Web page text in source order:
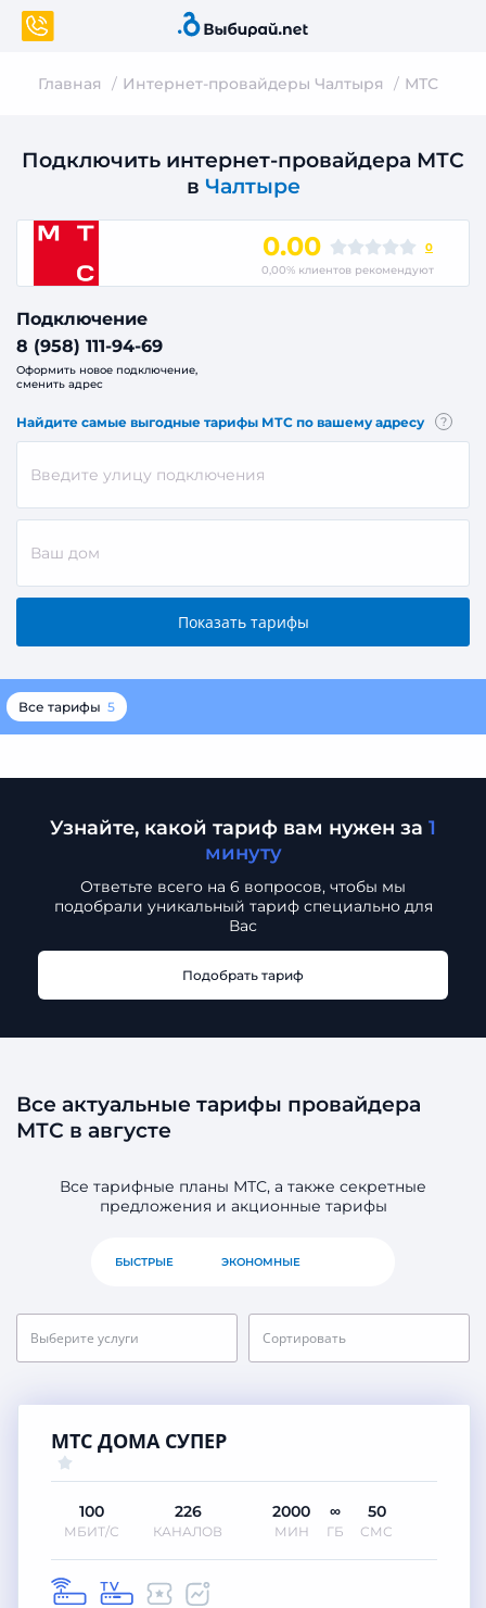
Главная Интернет-провайдеры Чалтыря МТС
Подключить интернет-провайдера МТС
в Чалтыре
0.00
0
0,00% клиентов рекомендуют
Подключение
8 (958) 111-94-69
Оформить новое подключение,
сменить адрес
Найдите самые выгодные тарифы МТС по вашему адресу ?
Все тарифы 5
Узнайте, какой тариф вам нужен за 1
минуту
Ответьте всего на 6 вопросов, чтобы мы
подобрали уникальный тариф специально для
Вас
Подобрать тариф
Все актуальные тарифы провайдера
МТС в августе
Все тарифные планы МТС, а также секретные
предложения и акционные тарифы
БЫСТРЫЕ ЭКОНОМНЫЕ
Выберите услуги Сортировать
МТС ДОМА СУПЕР
100
МБИТ/С
226
КАНАЛОВ
2000
МИН
∞
ГБ
50
СМС